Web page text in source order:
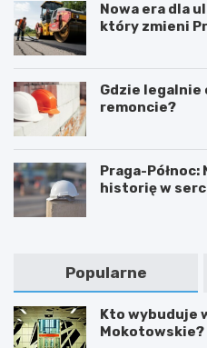
Nowa era dla
który zmieni
Gdzie legalnie
remoncie?
Praga-
historię w
Popularne
Kto wybuduje
Mokotowskie?